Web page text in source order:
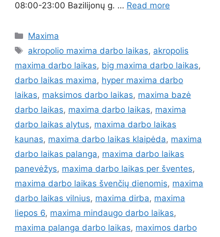
08:00-23:00 Bazilijonų g. … Read more
Maxima
akropolio maxima darbo laikas, akropolis
maxima darbo laikas, big maxima darbo laikas,
darbo laikas maxima, hyper maxima darbo
laikas, maksimos darbo laikas, maxima bazė
darbo laikas, maxima darbo laikas, maxima
darbo laikas alytus, maxima darbo laikas
kaunas, maxima darbo laikas klaipėda, maxima
darbo laikas palanga, maxima darbo laikas
panevėžys, maxima darbo laikas per šventes,
maxima darbo laikas švenčių dienomis, maxima
darbo laikas vilnius, maxima dirba, maxima
liepos 6, maxima mindaugo darbo laikas,
maxima palanga darbo laikas, maximos darbo